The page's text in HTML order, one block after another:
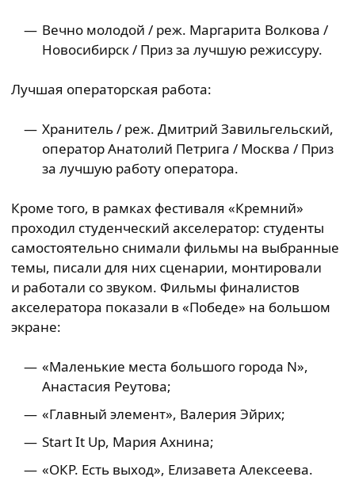
Вечно молодой / реж. Маргарита Волкова /
Новосибирск / Приз за лучшую режиссуру.
Лучшая операторская работа:
Хранитель / реж. Дмитрий Завильгельский,
оператор Анатолий Петрига / Москва / Приз
за лучшую работу оператора.
Кроме того, в рамках фестиваля «Кремний»
проходил студенческий акселератор: студенты
самостоятельно снимали фильмы на выбранные
темы, писали для них сценарии, монтировали
и работали со звуком. Фильмы финалистов
акселератора показали в «Победе» на большом
экране:
«Маленькие места большого города N»,
Анастaсия Реутова;
«Главный элемент», Валерия Эйрих;
Start It Up, Мария Ахнина;
«ОКР. Есть выход», Елизавета Алексеева.